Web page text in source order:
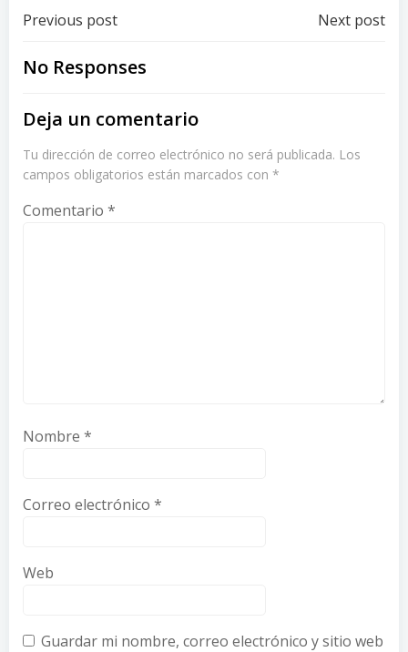
Post
navigation
Previous post Next post
No Responses
Deja un comentario
Tu dirección de correo electrónico no será publicada. Los
campos obligatorios están marcados con *
Comentario *
Nombre *
Correo electrónico *
Web
Guardar mi nombre, correo electrónico y sitio web